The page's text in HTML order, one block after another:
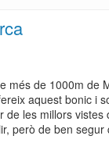
més de 1000m de
aquest bonic i
de les millors vistes
però de ben segur